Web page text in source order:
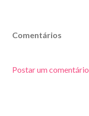
Comentários
Postar um comentário